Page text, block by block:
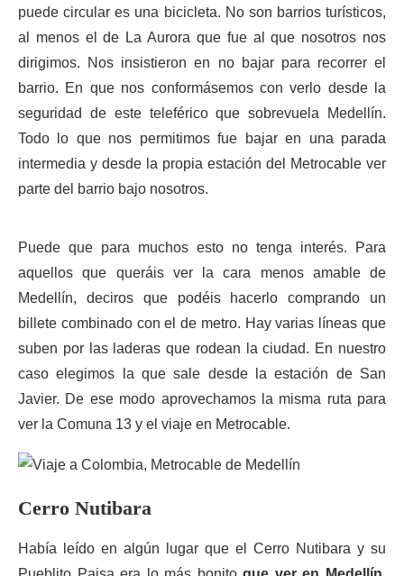
puede circular es una bicicleta. No son barrios turísticos,
al menos el de La Aurora que fue al que nosotros nos
dirigimos. Nos insistieron en no bajar para recorrer el
barrio. En que nos conformásemos con verlo desde la
seguridad de este teleférico que sobrevuela Medellín.
Todo lo que nos permitimos fue bajar en una parada
intermedia y desde la propia estación del Metrocable ver
parte del barrio bajo nosotros.
Puede que para muchos esto no tenga interés. Para
aquellos que queráis ver la cara menos amable de
Medellín, deciros que podéis hacerlo comprando un
billete combinado con el de metro. Hay varias líneas que
suben por las laderas que rodean la ciudad. En nuestro
caso elegimos la que sale desde la estación de San
Javier. De ese modo aprovechamos la misma ruta para
ver la Comuna 13 y el viaje en Metrocable.
Cerro Nutibara
Había leído en algún lugar que el Cerro Nutibara y su